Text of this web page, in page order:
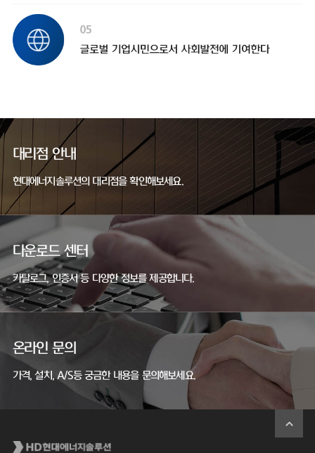
대리점 안내
현대에너지솔루션의 대리점을 확인해보세요.
다운로드 센터
카탈로그, 인증서 등 다양한 정보를 제공합니다.
온라인 문의
가격, 설치, A/S등 궁금한 내용을 문의해보세요.